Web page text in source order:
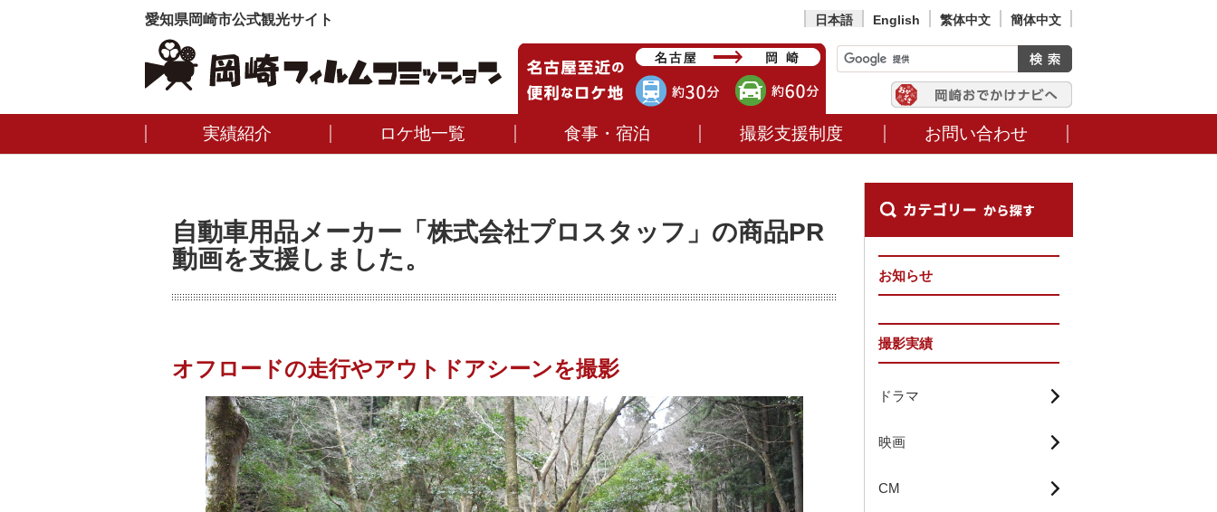
愛知県岡崎市公式観光サイト 日本語 English 繁体中文 簡体中文
実績紹介 ロケ地一覧 食事・宿泊 撮影支援制度 お問い合わせ
自動車用品メーカー「株式会社プロスタッフ」の商品PR
動画を支援しました。
オフロードの走行やアウトドアシーンを撮影
お知らせ
撮影実績
ドラマ
映画
CM